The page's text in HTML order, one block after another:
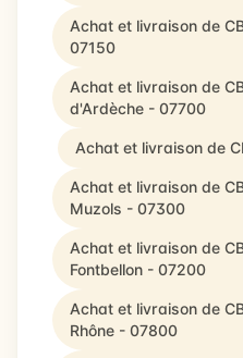
Achat et livraison de
07150
Achat et livraison de
d'Ardèche - 07700
Achat et livraison de
Achat et livraison de
Muzols - 07300
Achat et livraison de
Fontbellon - 07200
Achat et livraison de
Rhône - 07800